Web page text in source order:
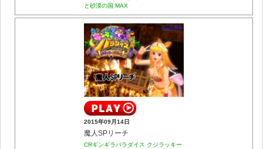
と砂漠の国 MAX
2015年09月14日
魔人SPリーチ
CRギンギラパラダイス クジラッキー